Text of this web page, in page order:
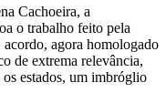
Cachoeira, a
o trabalho feito pela
acordo, agora homologado
de extrema relevância,
os estados, um imbróglio